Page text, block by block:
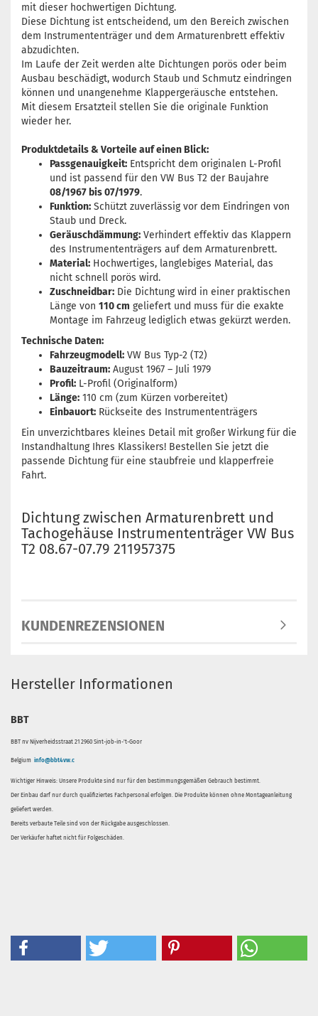
mit dieser hochwertigen Dichtung.
Diese Dichtung ist entscheidend, um den Bereich zwischen
dem Instrumententräger und dem Armaturenbrett effektiv
abzudichten.
Im Laufe der Zeit werden alte Dichtungen porös oder beim
Ausbau beschädigt, wodurch Staub und Schmutz eindringen
können und unangenehme Klappergeräusche entstehen.
Mit diesem Ersatzteil stellen Sie die originale Funktion
wieder her.
Produktdetails & Vorteile auf einen Blick:
Passgenauigkeit: Entspricht dem originalen L-Profil
und ist passend für den VW Bus T2 der Baujahre
08/1967 bis 07/1979.
Funktion: Schützt zuverlässig vor dem Eindringen von
Staub und Dreck.
Geräuschdämmung: Verhindert effektiv das Klappern
des Instrumententrägers auf dem Armaturenbrett.
Material: Hochwertiges, langlebiges Material, das
nicht schnell porös wird.
Zuschneidbar: Die Dichtung wird in einer praktischen
Länge von 110 cm geliefert und muss für die exakte
Montage im Fahrzeug lediglich etwas gekürzt werden.
Technische Daten:
Fahrzeugmodell: VW Bus Typ-2 (T2)
Bauzeitraum: August 1967 – Juli 1979
Profil: L-Profil (Originalform)
Länge: 110 cm (zum Kürzen vorbereitet)
Einbauort: Rückseite des Instrumententrägers
Ein unverzichtbares kleines Detail mit großer Wirkung für die
Instandhaltung Ihres Klassikers! Bestellen Sie jetzt die
passende Dichtung für eine staubfreie und klapperfreie
Fahrt.
Dichtung zwischen Armaturenbrett und
Tachogehäuse Instrumententräger VW Bus
T2 08.67-07.79 211957375
KUNDENREZENSIONEN
Hersteller Informationen
BBT
BBT nv Nijverheidsstraat 21 2960 Sint-job-in-'t-Goor
Belgium info@bbt4vw.c
Wichtiger Hinweis: Unsere Produkte sind nur für den bestimmungsgemäßen Gebrauch bestimmt.
Der Einbau darf nur durch qualifiziertes Fachpersonal erfolgen. Die Produkte können ohne Montageanleitung
geliefert werden.
Bereits verbaute Teile sind von der Rückgabe ausgeschlossen.
Der Verkäufer haftet nicht für Folgeschäden.